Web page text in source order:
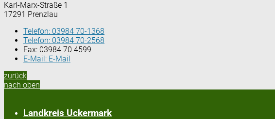
Karl-Marx-Straße 1
17291 Prenzlau
Telefon: 03984 70-1368
Telefon: 03984 70-2568
Fax: 03984 70 4599
E-Mail: E-Mail
zurück
nach oben
Landkreis Uckermark